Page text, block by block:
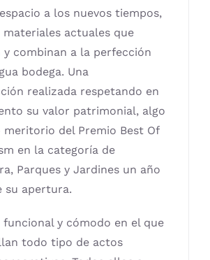
a los nuevos tiempos,
materiales actuales que
combinan a la perfección
bodega. Una
realizada respetando en
su valor patrimonial, algo
meritorio del Premio Best Of
en la categoría de
Parques y Jardines un año
su apertura.
funcional y cómodo en el que
todo tipo de actos